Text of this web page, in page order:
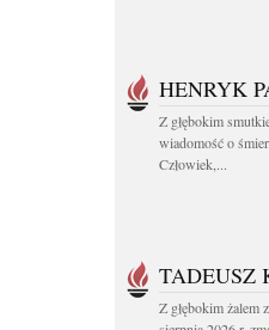
HENRYK
Z głębokim
wiadomość o
Człowiek,...
TADEUSZ
Z głębokim żalem